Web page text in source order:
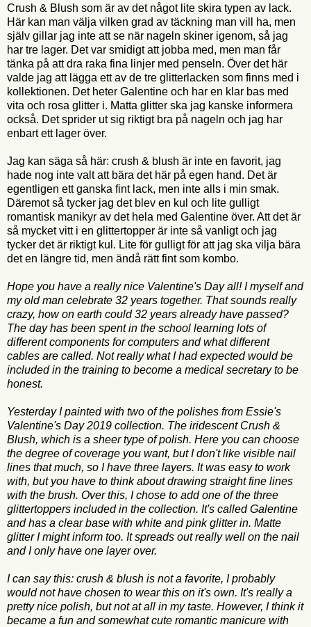
Crush & Blush som är av det något lite skira typen av lack.
Här kan man välja vilken grad av täckning man vill ha, men
själv gillar jag inte att se när nageln skiner igenom, så jag
har tre lager. Det var smidigt att jobba med, men man får
tänka på att dra raka fina linjer med penseln. Över det här
valde jag att lägga ett av de tre glitterlacken som finns med i
kollektionen. Det heter Galentine och har en klar bas med
vita och rosa glitter i. Matta glitter ska jag kanske informera
också. Det sprider ut sig riktigt bra på nageln och jag har
enbart ett lager över.
Jag kan säga så här: crush & blush är inte en favorit, jag
hade nog inte valt att bära det här på egen hand. Det är
egentligen ett ganska fint lack, men inte alls i min smak.
Däremot så tycker jag det blev en kul och lite gulligt
romantisk manikyr av det hela med Galentine över. Att det är
så mycket vitt i en glittertopper är inte så vanligt och jag
tycker det är riktigt kul. Lite för gulligt för att jag ska vilja bära
det en längre tid, men ändå rätt fint som kombo.
Hope you have a really nice Valentine's Day all! I myself and
my old man celebrate 32 years together. That sounds really
crazy, how on earth could 32 years already have passed?
The day has been spent in the school learning lots of
different components for computers and what different
cables are called. Not really what I had expected would be
included in the training to become a medical secretary to be
honest.
Yesterday I painted with two of the polishes from Essie's
Valentine's Day 2019 collection. The iridescent Crush &
Blush, which is a sheer type of polish. Here you can choose
the degree of coverage you want, but I don't like visible nail
lines that much, so I have three layers. It was easy to work
with, but you have to think about drawing straight fine lines
with the brush. Over this, I chose to add one of the three
glittertoppers included in the collection. It's called Galentine
and has a clear base with white and pink glitter in. Matte
glitter I might inform too. It spreads out really well on the nail
and I only have one layer over.
I can say this: crush & blush is not a favorite, I probably
would not have chosen to wear this on it's own. It's really a
pretty nice polish, but not at all in my taste. However, I think it
became a fun and somewhat cute romantic manicure with